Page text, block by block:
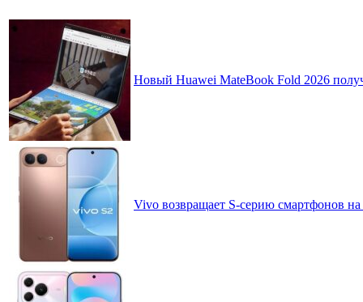
Новый Huawei MateBook Fold 2026
Vivo возвращает S-серию смартфонов